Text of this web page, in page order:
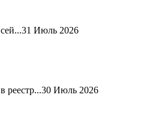
31 Июль 2026
30 Июль 2026